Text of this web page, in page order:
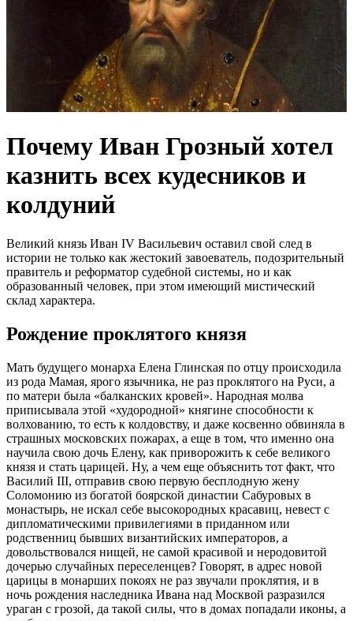
Почему Иван Грозный хотел
казнить всех кудесников и
колдуний
Великий князь Иван IV Васильевич оставил свой след в
истории не только как жестокий завоеватель, подозрительный
правитель и реформатор судебной системы, но и как
образованный человек, при этом имеющий мистический
склад характера.
Рождение проклятого князя
Мать будущего монарха Елена Глинская по отцу происходила
из рода Мамая, ярого язычника, не раз проклятого на Руси, а
по матери была «балканских кровей». Народная молва
приписывала этой «худородной» княгине способности к
волхованию, то есть к колдовству, и даже косвенно обвиняла в
страшных московских пожарах, а еще в том, что именно она
научила свою дочь Елену, как приворожить к себе великого
князя и стать царицей. Ну, а чем еще объяснить тот факт, что
Василий III, отправив свою первую бесплодную жену
Соломонию из богатой боярской династии Сабуровых в
монастырь, не искал себе высокородных красавиц, невест с
дипломатическими привилегиями в приданном или
родственниц бывших византийских императоров, а
довольствовался нищей, не самой красивой и неродовитой
дочерью случайных переселенцев? Говорят, в адрес новой
царицы в монарших покоях не раз звучали проклятия, и в
ночь рождения наследника Ивана над Москвой разразился
ураган с грозой, да такой силы, что в домах попадали иконы, а